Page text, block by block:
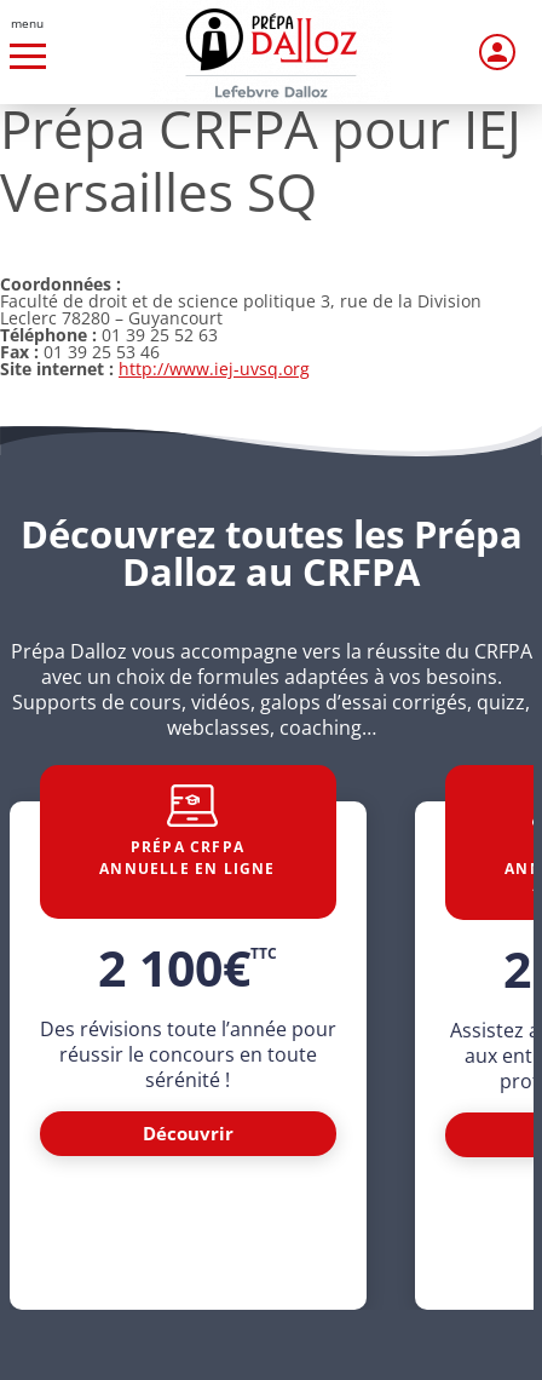
menu
Prépa CRFPA pour IEJ
Versailles SQ
Coordonnées :
Faculté de droit et de science politique 3, rue de la Division
Leclerc 78280 – Guyancourt
Téléphone : 01 39 25 52 63
Fax : 01 39 25 53 46
Site internet : http://www.iej-uvsq.org
Découvrez toutes les Prépa
Dalloz au CRFPA
Prépa Dalloz vous accompagne vers la réussite du CRFPA
avec un choix de formules adaptées à vos besoins.
Supports de cours, vidéos, galops d’essai corrigés, quizz,
webclasses, coaching…
PRÉPA CRFPA
ANNUELLE EN LIGNE
2 100€TTC
Des révisions toute l’année pour
réussir le concours en toute
sérénité !
Découvrir
Assistez
aux